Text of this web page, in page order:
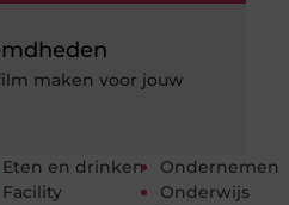
Eten en drinken
Facility
Ondernemen
Onderwijs
maken voor jouw